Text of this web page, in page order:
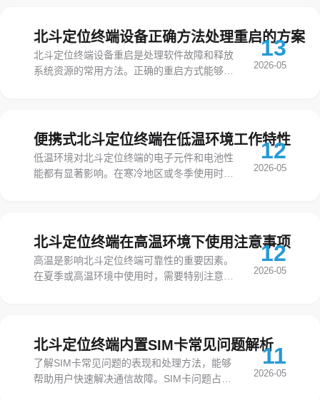
败。
北斗定位终端设备正确方法处理重启的方案
北斗定位终端设备重启是处理软件故障和释放
系统资源的常用方法。正确的重启方式能够有
13
2026-05
便携式北斗定位终端在低温环境工作特性
低温环境对北斗定位终端的电子元件和电池性
能都有显著影响。在寒冷地区或冬季使用时，
12
2026-05
北斗定位终端在高温环境下使用注意事项
高温是影响北斗定位终端可靠性的重要因素。
在夏季或高温环境中使用时，需要特别注意设
以注意。
12
2026-05
北斗定位终端内置SIM卡常见问题解析
了解SIM卡常见问题的表现和处理方法，能够
帮助用户快速解决通信故障。SIM卡问题占设
11
2026-05